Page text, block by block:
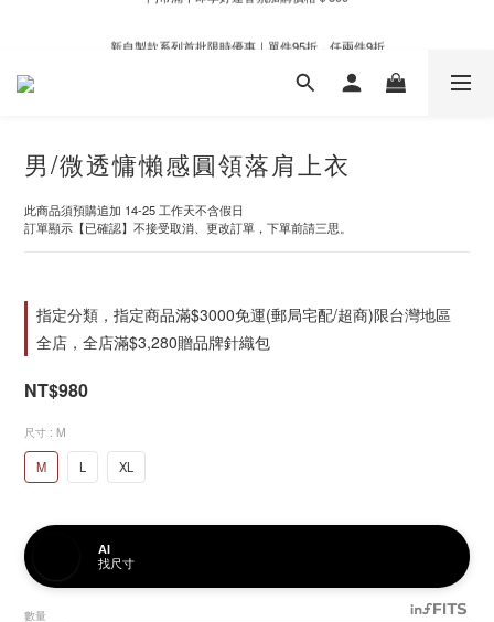
男/微透慵懶感圓領落肩上衣
此商品須預購追加 14-25 工作天不含假日
訂單顯示【已確認】不接受取消、更改訂單，下單前請三思。
指定分類，指定商品滿$3000免運(郵局宅配/超商)限台灣地區
全店，全店滿$3,280贈品牌針織包
NT$980
尺寸 : M
M L XL
AI
找尺寸
數量